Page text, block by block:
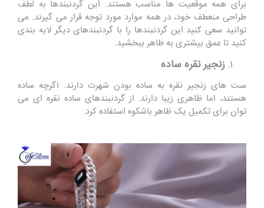
برای همه موقعیت ها مناسب هستند. این گردنبندها به لطف
طراحی منعطف خود، در همه موارد مورد توجه قرار می گیرند. می
توانید سعی کنید این گردنبندها را با گردنبندهای دیگر لایه بندی
کنید تا عمق بیشتری به ظاهر ببخشید.
زنجیر نقره ساده
ست های زنجیر نقره به ساده بودن شهرت دارند. اگرچه ساده
هستند، اما ظاهری زیبا دارند. از گردنبندهای ساده نقره ای می
توان برای تکمیل یک ظاهر باشکوه استفاده کرد.